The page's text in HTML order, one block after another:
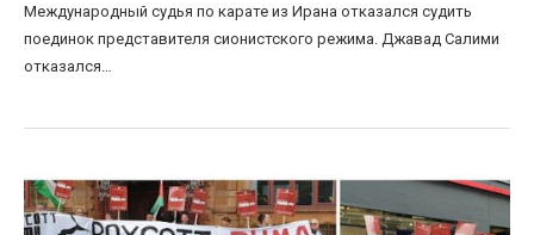
Международный судья по карате из Ирана отказался судить
поединок представителя сионистского режима. Джавад Салими
отказался…